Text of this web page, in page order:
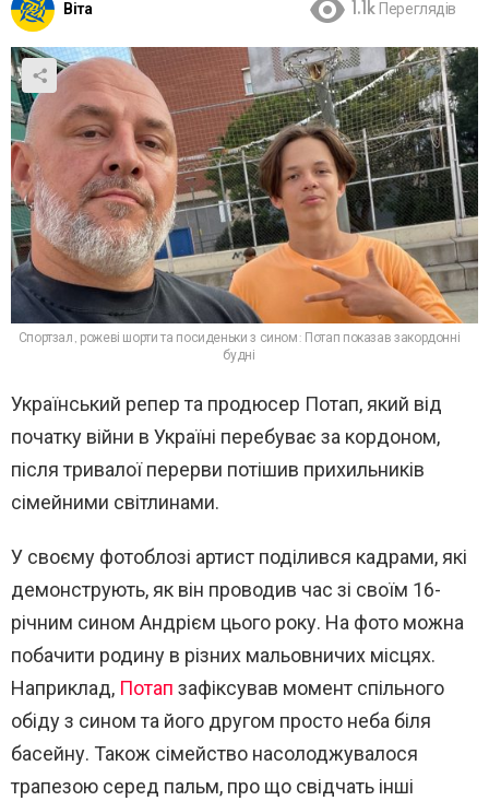
Віта 1.1k Переглядів
Спортзал, рожеві шорти та посиденьки з сином: Потап показав закордонні
будні
Український репер та продюсер Потап, який від
початку війни в Україні перебуває за кордоном,
після тривалої перерви потішив прихильників
сімейними світлинами.
У своєму фотоблозі артист поділився кадрами, які
демонструють, як він проводив час зі своїм 16-
річним сином Андрієм цього року. На фото можна
побачити родину в різних мальовничих місцях.
Наприклад, Потап зафіксував момент спільного
обіду з сином та його другом просто неба біля
басейну. Також сімейство насолоджувалося
трапезою серед пальм, про що свідчать інші